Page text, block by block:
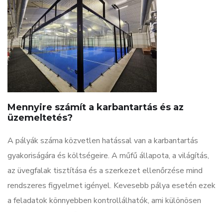
Mennyire számít a karbantartás és az
üzemeltetés?
A pályák száma közvetlen hatással van a karbantartás
gyakoriságára és költségeire. A műfű állapota, a világítás,
az üvegfalak tisztítása és a szerkezet ellenőrzése mind
rendszeres figyelmet igényel. Kevesebb pálya esetén ezek
a feladatok könnyebben kontrollálhatók, ami különösen